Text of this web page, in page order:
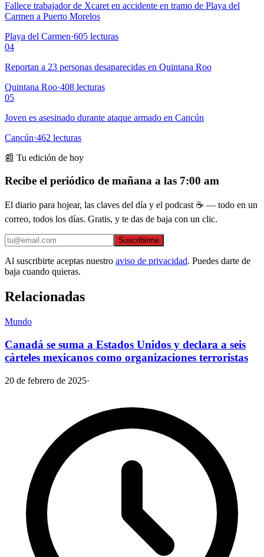
Fallece trabajador de Xcaret en accidente en tramo de Playa del
Carmen a Puerto Morelos
Playa del Carmen·605 lecturas
04
Reportan a 23 personas desaparecidas en Quintana Roo
Quintana Roo·408 lecturas
05
Joven es asesinado durante ataque armado en Cancún
Cancún·462 lecturas
📰 Tu edición de hoy
Recibe el periódico de mañana a las 7:00 am
El diario para hojear, las claves del día y el podcast ☕ — todo en un
correo, todos los días. Gratis, y te das de baja con un clic.
Suscribirme
Al suscribirte aceptas nuestro aviso de privacidad. Puedes darte de
baja cuando quieras.
Relacionadas
Mundo
Canadá se suma a Estados Unidos y declara a seis
cárteles mexicanos como organizaciones terroristas
20 de febrero de 2025·